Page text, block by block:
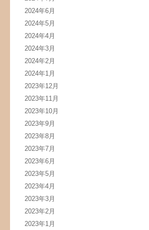
2024年6月
2024年5月
2024年4月
2024年3月
2024年2月
2024年1月
2023年12月
2023年11月
2023年10月
2023年9月
2023年8月
2023年7月
2023年6月
2023年5月
2023年4月
2023年3月
2023年2月
2023年1月